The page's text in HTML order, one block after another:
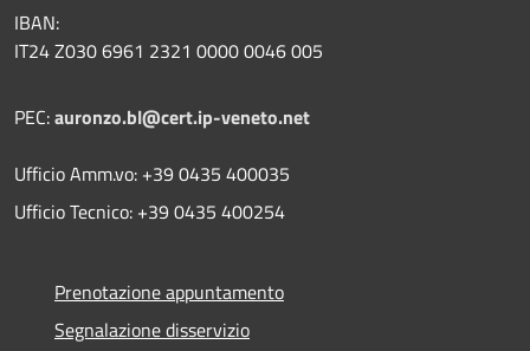
IBAN:
IT24 Z030 6961 2321 0000 0046 005
PEC:auronzo.bl@cert.ip-veneto.net
Ufficio Amm.vo: +39 0435 400035
Ufficio Tecnico: +39 0435 400254
Prenotazione appuntamento
Segnalazione disservizio